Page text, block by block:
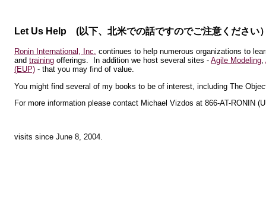
Let Us Help (以下、北米での話ですのでご注意ください
Ronin International, Inc. continues to help numerous organizations to
and training offerings. In addition we host several sites - Agile Modeling,
(EUP) - that you may find of value.
You might find several of my books to be of interest, including The
For more information please contact Michael Vizdos at 866-AT-RONIN
visits since June 8, 2004.